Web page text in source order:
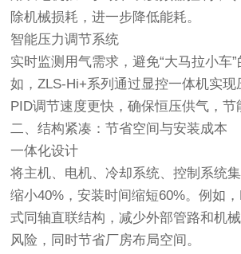
除机械损耗，进一步降低能耗。
智能压力调节系统
实时监测用气需求，避免“大马拉小车
如，ZLS-Hi+系列通过显控一体机实现
PID调节速度更快，确保恒压供气，节
二、结构紧凑：节省空间与安装成本
一体化设计
将主机、电机、冷却系统、控制系统
缩小40%，安装时间缩短60%。例如
式同轴直联结构，减少外部管路和机
风险，同时节省厂房布局空间。